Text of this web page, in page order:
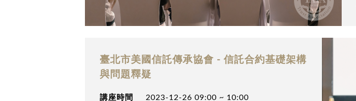
臺北市美國信託傳承協會 - 信託合約基礎架構
與問題釋疑
講座時間 2023-12-26 09:00 ~ 10:00